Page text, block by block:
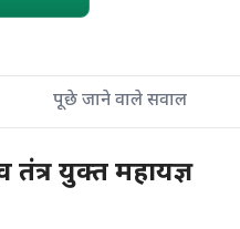
पूछे जाने वाले सवाल
तंत्र युक्त महायज्ञ